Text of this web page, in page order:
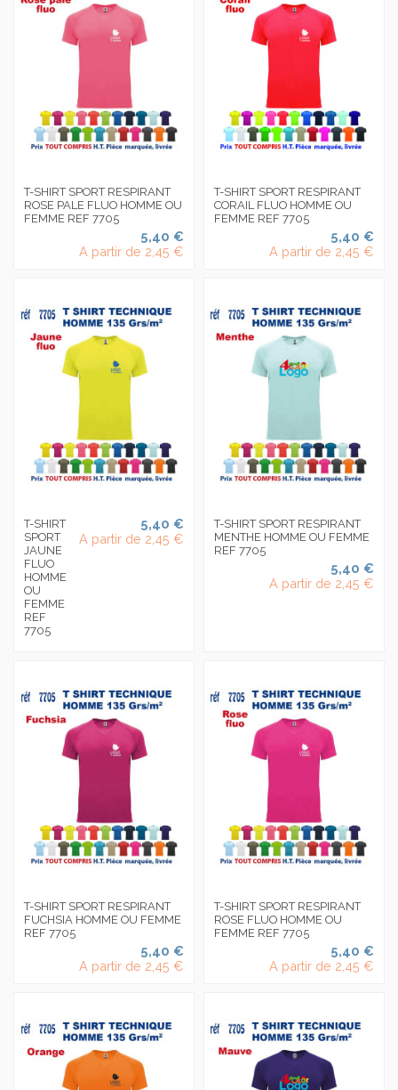
T-SHIRT SPORT RESPIRANT
ROSE PALE FLUO HOMME OU
FEMME REF 7705
5,40 €
A partir de 2,45 €
T-SHIRT SPORT RESPIRANT
CORAIL FLUO HOMME OU
FEMME REF 7705
5,40 €
A partir de 2,45 €
T-SHIRT
SPORT
JAUNE
FLUO
HOMME
OU
FEMME
REF
7705
5,40 €
A partir de 2,45 €
T-SHIRT SPORT RESPIRANT
MENTHE HOMME OU FEMME
REF 7705
5,40 €
A partir de 2,45 €
T-SHIRT SPORT RESPIRANT
FUCHSIA HOMME OU FEMME
REF 7705
5,40 €
A partir de 2,45 €
T-SHIRT SPORT RESPIRANT
ROSE FLUO HOMME OU
FEMME REF 7705
5,40 €
A partir de 2,45 €